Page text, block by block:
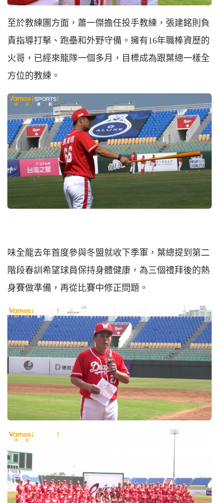
至於教練團方面，蕭一傑擔任投手教練，張建銘則負
責指導打擊、跑壘和外野守備。擁有16年職棒資歷的
火哥，已經來龍隊一個多月，目標成為跟葉總一樣全
方位的教練。
味全龍去年首度參與冬盟就收下季軍，葉總提到第二
階段春訓希望球員保持身體健康，為三個禮拜後的熱
身賽做準備，再從比賽中修正問題。